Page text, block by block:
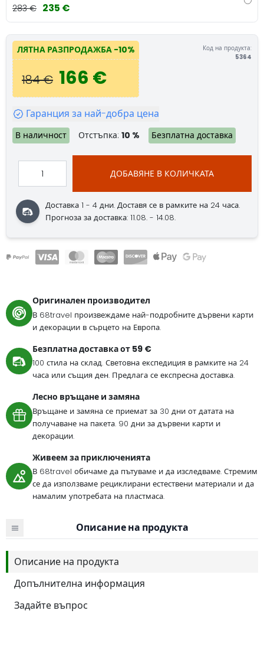
283 € 235 €
ЛЯТНА РАЗПРОДАЖБА -10%
184 € 166 €
Код на продукта:
5364
Гаранция за най-добра цена
В наличност Отстъпка: 10 % Безплатна доставка
ДОБАВЯНЕ В КОЛИЧКАТА
Доставка 1 - 4 дни.Доставя се в рамките на 24 часа.
Прогноза за доставка: 11.08. - 14.08.
Оригинален производител
В 68travel произвеждаме най-подробните дървени карти
и декорации в сърцето на Европа.
Безплатна доставка от 59 €
100 стила на склад. Световна експедиция в рамките на 24
часа или същия ден. Предлага се експресна доставка.
Лесно връщане и замяна
Връщане и замяна се приемат за 30 дни от датата на
получаване на пакета. 90 дни за дървени карти и
декорации.
Живеем за приключенията
В 68travel обичаме да пътуваме и да изследваме. Стремим
се да използваме рециклирани естествени материали и да
намалим употребата на пластмаса.
Описание на продукта
Описание на продукта
Допълнителна информация
Задайте въпрос